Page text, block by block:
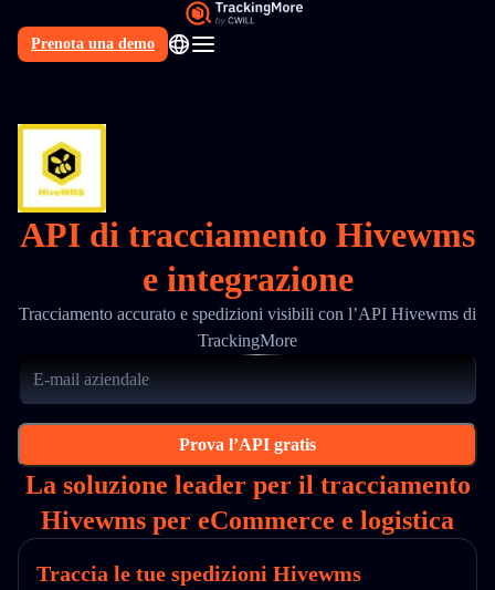
Prenota una demo
IT
API di tracciamento Hivewms
e integrazione
Tracciamento accurato e spedizioni visibili con l’API Hivewms di
TrackingMore
Prova l’API gratis
La soluzione leader per il tracciamento
Hivewms per eCommerce e logistica
Traccia le tue spedizioni Hivewms